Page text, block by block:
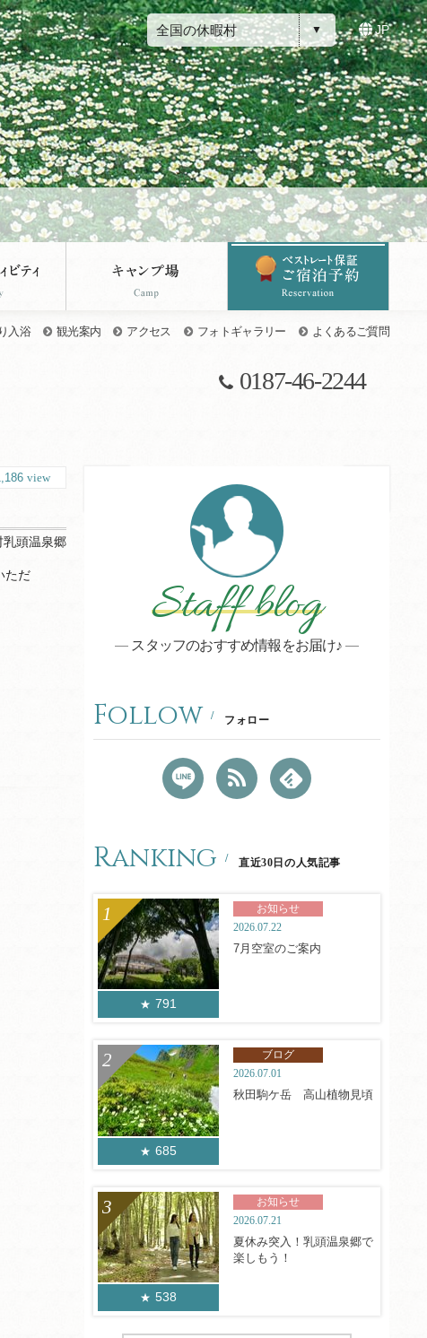
全国の休暇村 JP
入浴 観光案内 アクセス フォトギャラリー よくあるご質問
0187-46-2244
view
乳頭温泉郷
ただ
Staff blog
スタッフのおすすめ情報をお届け♪
Follow フォロー
Ranking 直近30日の人気記事
791
お知らせ
2026.07.22
7月空室のご案内
685
ブログ
2026.07.01
秋田駒ケ岳 高山植物見頃
538
お知らせ
2026.07.21
夏休み突入！乳頭温泉郷で
楽しもう！